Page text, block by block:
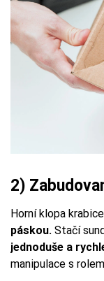
2)
Horní klopa
páskou. Stačí
jednoduše a
manipulace s